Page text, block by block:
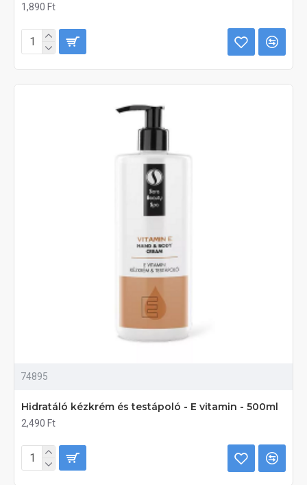
1,890 Ft
74895
Hidratáló kézkrém és testápoló - E vitamin - 500ml
2,490 Ft